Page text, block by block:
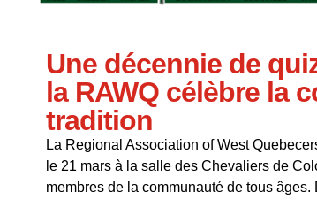
Une décennie de
la RAWQ célèbre la
tradition
La Regional Association of West
le 21 mars à la salle des Chevaliers de
membres de la communauté de tous